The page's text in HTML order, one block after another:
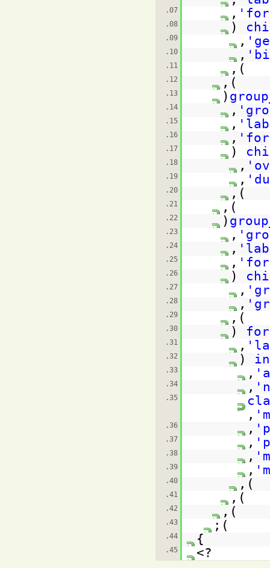
07. ,
08. (
09. ,
10. ,
11. ),
12. ),
13. (
14. ,
15. ,
16. ,
17. (
18. ,
19. ,
20. ),
21. ),
22. (
23. ,
24. ,
25. ,
26. (
27. ,
28. ,
29. ),
30. (
31. ,
32. (
33. ,
34. ,
35.
,
36. ,
37. ,
38. ,
39. ,
40. ),
41. ),
42. ),
43. );
44. }
45. ?>